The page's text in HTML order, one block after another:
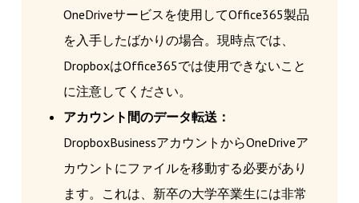
OneDriveサービスを使用してOffice365製品
を入手したばかりの場合。現時点では、
DropboxはOffice365では使用できないこと
に注意してください。
アカウント間のデータ転送：
DropboxBusinessアカウントからOneDriveア
カウントにファイルを移動する必要があり
ます。これは、新卒の大学卒業生には非常